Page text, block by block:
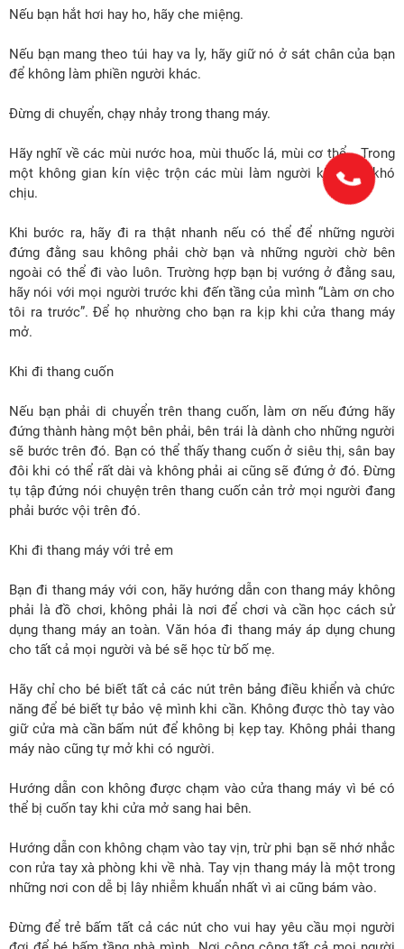
Nếu bạn hắt hơi hay ho, hãy che miệng.
Nếu bạn mang theo túi hay va ly, hãy giữ nó ở sát chân của bạn
để không làm phiền người khác.
Đừng di chuyển, chạy nhảy trong thang máy.
Hãy nghĩ về các mùi nước hoa, mùi thuốc lá, mùi cơ thể... Trong
một không gian kín việc trộn các mùi làm người khác rất khó
chịu.
Khi bước ra, hãy đi ra thật nhanh nếu có thể để những người
đứng đằng sau không phải chờ bạn và những người chờ bên
ngoài có thể đi vào luôn. Trường hợp bạn bị vướng ở đằng sau,
hãy nói với mọi người trước khi đến tầng của mình “Làm ơn cho
tôi ra trước”. Để họ nhường cho bạn ra kịp khi cửa thang máy
mở.
Khi đi thang cuốn
Nếu bạn phải di chuyển trên thang cuốn, làm ơn nếu đứng hãy
đứng thành hàng một bên phải, bên trái là dành cho những người
sẽ bước trên đó. Bạn có thể thấy thang cuốn ở siêu thị, sân bay
đôi khi có thể rất dài và không phải ai cũng sẽ đứng ở đó. Đừng
tụ tập đứng nói chuyện trên thang cuốn cản trở mọi người đang
phải bước vội trên đó.
Khi đi thang máy với trẻ em
Bạn đi thang máy với con, hãy hướng dẫn con thang máy không
phải là đồ chơi, không phải là nơi để chơi và cần học cách sử
dụng thang máy an toàn. Văn hóa đi thang máy áp dụng chung
cho tất cả mọi người và bé sẽ học từ bố mẹ.
Hãy chỉ cho bé biết tất cả các nút trên bảng điều khiển và chức
năng để bé biết tự bảo vệ mình khi cần. Không được thò tay vào
giữ cửa mà cần bấm nút để không bị kẹp tay. Không phải thang
máy nào cũng tự mở khi có người.
Hướng dẫn con không được chạm vào cửa thang máy vì bé có
thể bị cuốn tay khi cửa mở sang hai bên.
Hướng dẫn con không chạm vào tay vịn, trừ phi bạn sẽ nhớ nhắc
con rửa tay xà phòng khi về nhà. Tay vịn thang máy là một trong
những nơi con dễ bị lây nhiễm khuẩn nhất vì ai cũng bám vào.
Đừng để trẻ bấm tất cả các nút cho vui hay yêu cầu mọi người